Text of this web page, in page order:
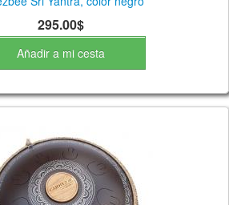
295.00$
Añadir a mi cesta